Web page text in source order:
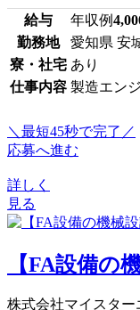
給与 年収例
勤務地
愛知県 安
寮・社宅 あり
仕事内容 製造エン
＼最短45秒で完了／
応募へ進む
詳しく
見る
【FA設備の
株式会社マイスタ